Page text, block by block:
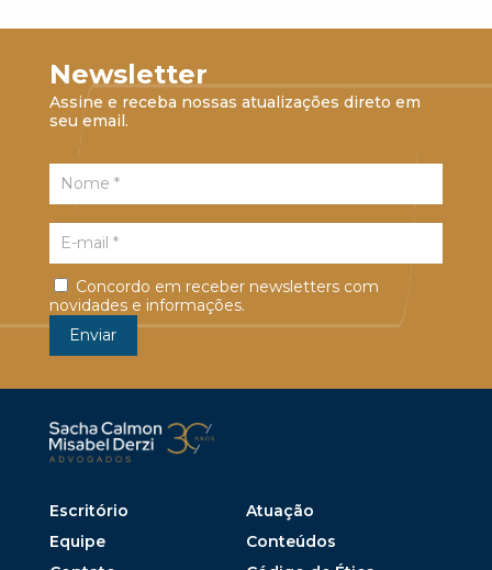
Newsletter
Assine e receba nossas atualizações direto em
seu email.
Concordo em receber newsletters com
novidades e informações.
Escritório
Atuação
Equipe
Conteúdos